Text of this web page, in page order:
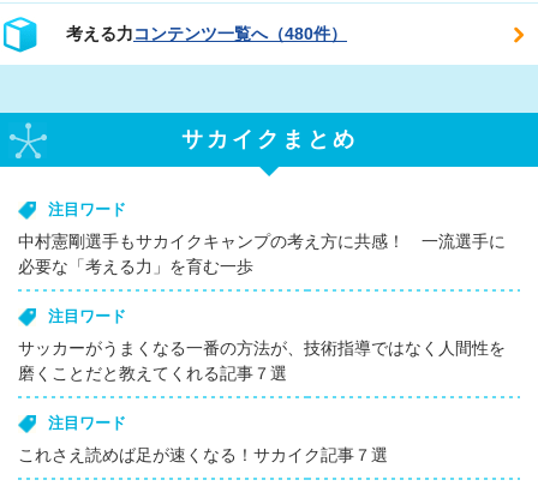
考える力コンテンツ一覧へ（480件）
サカイクまとめ
注目ワード
中村憲剛選手もサカイクキャンプの考え方に共感！ 一流選手に
必要な「考える力」を育む一歩
注目ワード
サッカーがうまくなる一番の方法が、技術指導ではなく人間性を
磨くことだと教えてくれる記事７選
注目ワード
これさえ読めば足が速くなる！サカイク記事７選